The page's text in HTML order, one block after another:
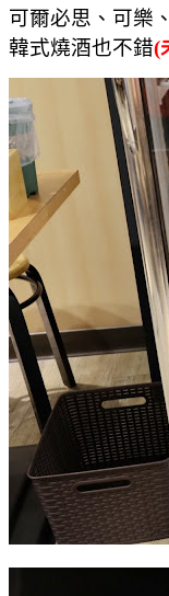
可爾必思、可樂
韓式燒酒也不錯(